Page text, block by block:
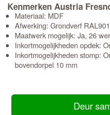
Kenmerken Austria
Materiaal: MDF
Afwerking: Grondverf
Maatwerk mogelijk: Ja, 26
Inkortmogelijkheden opdek:
Inkortmogelijkheden stomp:
bovendorpel 10 mm
Deur